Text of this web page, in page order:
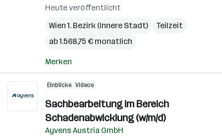
Heute veröffentlicht
Wien 1. Bezirk (Innere Stadt)
Teilzeit
ab 1.568,75 € monatlich
Merken
Einblicke Videos
Sachbearbeitung im Bereich
Schadenabwicklung (w/m/d)
Ayvens Austria GmbH